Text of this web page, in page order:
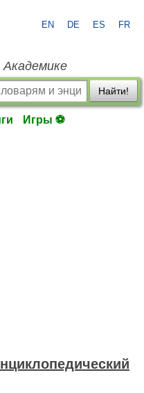
EN DE ES FR
Академике
Найти!
Игры ⚽